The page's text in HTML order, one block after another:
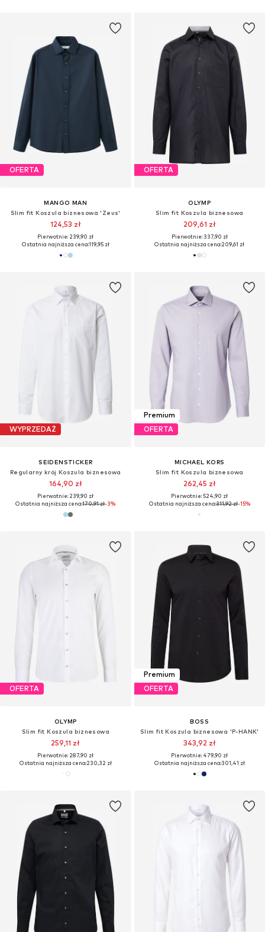
OFERTA
MANGO MAN
Slim fit Koszula biznesowa 'Zeus'
124,53 zł
Pierwotnie: 239,90 zł
Ostatnia najniższa cena:119,95 zł
OFERTA
OLYMP
Slim fit Koszula biznesowa
209,61 zł
Pierwotnie: 337,90 zł
Ostatnia najniższa cena:209,61 zł
WYPRZEDAŻ
SEIDENSTICKER
Regularny krój Koszula biznesowa
164,90 zł
Pierwotnie: 239,90 zł
Ostatnia najniższa cena:170,91 zł-3%
Premium
OFERTA
MICHAEL KORS
Slim fit Koszula biznesowa
262,45 zł
Pierwotnie: 524,90 zł
Ostatnia najniższa cena:311,92 zł-15%
OFERTA
OLYMP
Slim fit Koszula biznesowa
259,11 zł
Pierwotnie: 287,90 zł
Ostatnia najniższa cena:230,32 zł
Premium
OFERTA
BOSS
Slim fit Koszula biznesowa 'P-HANK'
343,92 zł
Pierwotnie: 479,90 zł
Ostatnia najniższa cena:301,41 zł